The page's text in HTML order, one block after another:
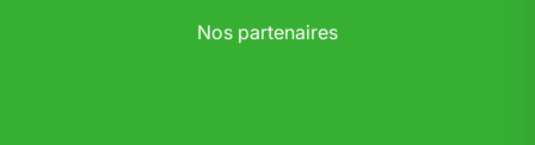
Nos partenaires